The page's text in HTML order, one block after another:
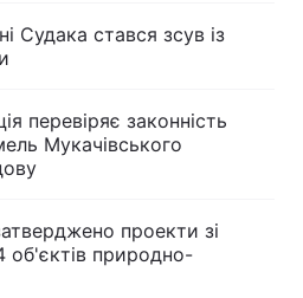
Судака стався зсув із
перевіряє законність
Мукачівського
проекти зі
об'єктів природно-